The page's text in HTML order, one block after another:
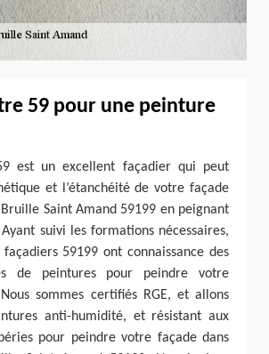
59 pour une peinture
est un excellent façadier qui peut
et l’étanchéité de votre façade
Saint Amand 59199 en peignant
suivi les formations nécessaires,
59199 ont connaissance des
de peintures pour peindre votre
sommes certifiés RGE, et allons
anti-humidité, et résistant aux
pour peindre votre façade dans